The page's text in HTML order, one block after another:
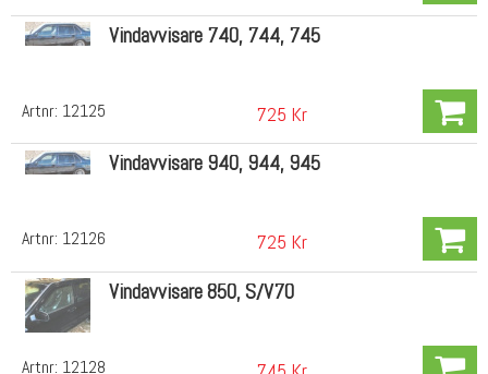
Artnr: 12125
Vindavvisare 740, 744, 745
725 Kr
Artnr: 12126
Vindavvisare 940, 944, 945
725 Kr
Artnr: 12128
Vindavvisare 850, S/V70